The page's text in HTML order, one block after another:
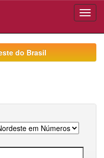
do Brasil